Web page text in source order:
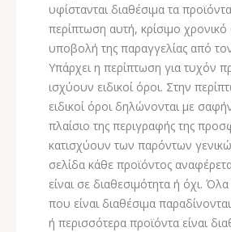
υφίστανται διαθέσιμα τα
περίπτωση αυτή, κρίσιμο χρονικό
υποβολή της παραγγελίας από
Υπάρχει η περίπτωση για τυχόν
ισχύουν ειδικοί όροι. Στην
ειδικοί όροι δηλώνονται με
πλαίσιο της περιγραφής της
κατισχύουν των παρόντων
σελίδα κάθε προϊόντος
είναι σε διαθεσιμότητα ή όχι.
που είναι διαθέσιμα
ή περισσότερα προϊόντα είναι